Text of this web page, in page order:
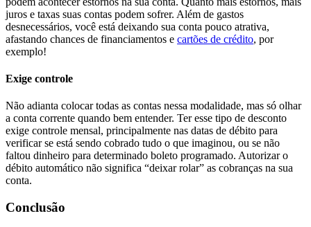
juros e taxas suas contas podem sofrer. Além de gastos
desnecessários, você está deixando sua conta pouco atrativa,
afastando chances de financiamentos e cartões de crédito, por
exemplo!
Exige controle
Não adianta colocar todas as contas nessa modalidade, mas só olhar
a conta corrente quando bem entender. Ter esse tipo de desconto
exige controle mensal, principalmente nas datas de débito para
verificar se está sendo cobrado tudo o que imaginou, ou se não
faltou dinheiro para determinado boleto programado. Autorizar o
débito automático não significa “deixar rolar” as cobranças na sua
conta.
Conclusão